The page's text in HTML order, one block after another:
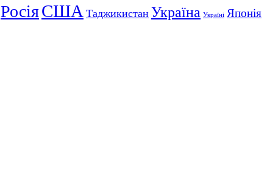
РосіяСША Таджикистан Україна Україні Японія